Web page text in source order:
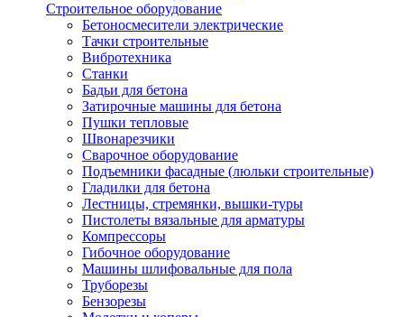
Строительное оборудование
Бетоносмесители электрические
Тачки строительные
Вибротехника
Станки
Бадьи для бетона
Затирочные машины для бетона
Пушки тепловые
Швонарезчики
Сварочное оборудование
Подъемники фасадные (люльки строительные)
Гладилки для бетона
Лестницы, стремянки, вышки-туры
Пистолеты вязальные для арматуры
Компрессоры
Гибочное оборудование
Машины шлифовальные для пола
Труборезы
Бензорезы